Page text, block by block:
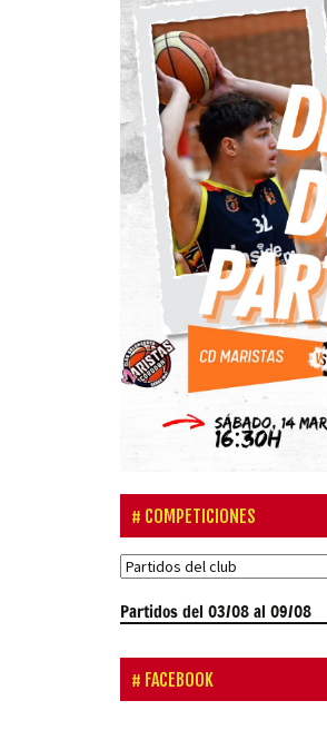
COMPETICIONES
Partidosdel 03/08 al 09/08
FACEBOOK